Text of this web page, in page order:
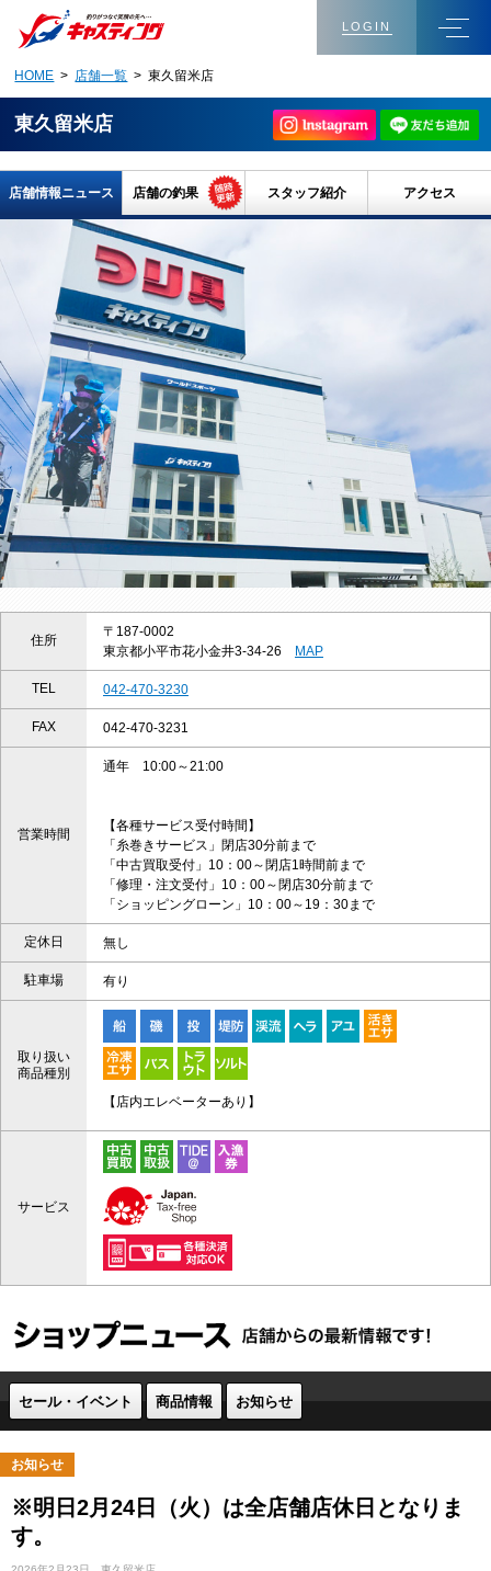
LOGIN
HOME > 店舗一覧 > 東久留米店
東久留米店
店舗情報ニュース 店舗の釣果 スタッフ紹介 アクセス
住所
〒187-0002
東京都小平市花小金井3-34-26
MAP
TEL 042-470-3230
FAX 042-470-3231
営業時間
通年 10:00～21:00
【各種サービス受付時間】
「糸巻きサービス」閉店30分前まで
「中古買取受付」10：00～閉店1時間前まで
「修理・注文受付」10：00～閉店30分前まで
「ショッピングローン」10：00～19：30まで
定休日 無し
駐車場 有り
取り扱い
商品種別
【店内エレベーターあり】
サービス
セール・イベント 商品情報 お知らせ
お知らせ
※明日2月24日（火）は全店舗店休日となりま
す。